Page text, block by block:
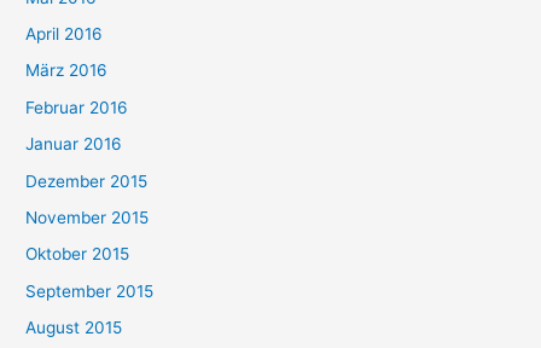
April 2016
März 2016
Februar 2016
Januar 2016
Dezember 2015
November 2015
Oktober 2015
September 2015
August 2015